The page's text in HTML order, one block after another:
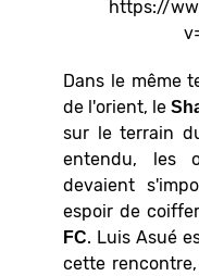
https://
Dans le même
de l'orient, le
sur le terrain
entendu, les
devaient
espoir de
FC. Luis Asué
cette